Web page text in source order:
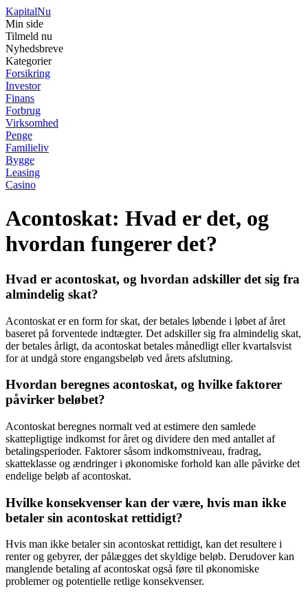
KapitalNu
Min side
Tilmeld nu
Nyhedsbreve
Kategorier
Forsikring
Investor
Finans
Forbrug
Virksomhed
Penge
Familieliv
Bygge
Leasing
Casino
Acontoskat: Hvad er det, og
hvordan fungerer det?
Hvad er acontoskat, og hvordan adskiller det sig fra
almindelig skat?
Acontoskat er en form for skat, der betales løbende i løbet af året
baseret på forventede indtægter. Det adskiller sig fra almindelig skat,
der betales årligt, da acontoskat betales månedligt eller kvartalsvist
for at undgå store engangsbeløb ved årets afslutning.
Hvordan beregnes acontoskat, og hvilke faktorer
påvirker beløbet?
Acontoskat beregnes normalt ved at estimere den samlede
skattepligtige indkomst for året og dividere den med antallet af
betalingsperioder. Faktorer såsom indkomstniveau, fradrag,
skatteklasse og ændringer i økonomiske forhold kan alle påvirke det
endelige beløb af acontoskat.
Hvilke konsekvenser kan der være, hvis man ikke
betaler sin acontoskat rettidigt?
Hvis man ikke betaler sin acontoskat rettidigt, kan det resultere i
renter og gebyrer, der pålægges det skyldige beløb. Derudover kan
manglende betaling af acontoskat også føre til økonomiske
problemer og potentielle retlige konsekvenser.